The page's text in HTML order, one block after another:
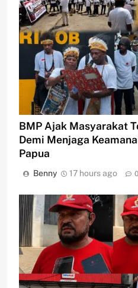
BMP Ajak Masyarakat
Demi Menjaga
Papua
Benny 17 hours ago 0